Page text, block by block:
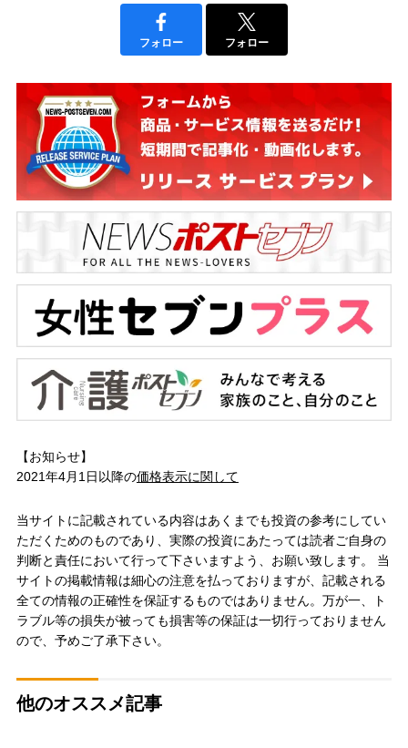
フォロー フォロー
【お知らせ】
2021年4月1日以降の価格表示に関して
当サイトに記載されている内容はあくまでも投資の参考にしてい
ただくためのものであり、実際の投資にあたっては読者ご自身の
判断と責任において行って下さいますよう、お願い致します。 当
サイトの掲載情報は細心の注意を払っておりますが、記載される
全ての情報の正確性を保証するものではありません。万が一、ト
ラブル等の損失が被っても損害等の保証は一切行っておりません
ので、予めご了承下さい。
他のオススメ記事